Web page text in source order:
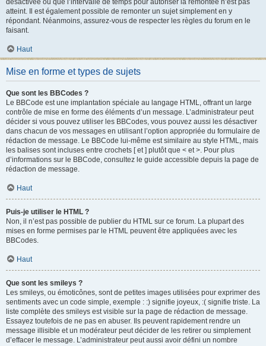
atteint. Il est également possible de remonter un sujet simplement en y
répondant. Néanmoins, assurez-vous de respecter les règles du forum en le
faisant.
Haut
Mise en forme et types de sujets
Que sont les BBCodes ?
Le BBCode est une implantation spéciale au langage HTML, offrant un large
contrôle de mise en forme des éléments d’un message. L’administrateur peut
décider si vous pouvez utiliser les BBCodes, vous pouvez aussi les désactiver
dans chacun de vos messages en utilisant l’option appropriée du formulaire de
rédaction de message. Le BBCode lui-même est similaire au style HTML, mais
les balises sont incluses entre crochets [ et ] plutôt que < et >. Pour plus
d’informations sur le BBCode, consultez le guide accessible depuis la page de
rédaction de message.
Haut
Puis-je utiliser le HTML ?
Non, il n’est pas possible de publier du HTML sur ce forum. La plupart des
mises en forme permises par le HTML peuvent être appliquées avec les
BBCodes.
Haut
Que sont les smileys ?
Les smileys, ou émoticônes, sont de petites images utilisées pour exprimer des
sentiments avec un code simple, exemple : :) signifie joyeux, :( signifie triste. La
liste complète des smileys est visible sur la page de rédaction de message.
Essayez toutefois de ne pas en abuser. Ils peuvent rapidement rendre un
message illisible et un modérateur peut décider de les retirer ou simplement
d’effacer le message. L’administrateur peut aussi avoir défini un nombre